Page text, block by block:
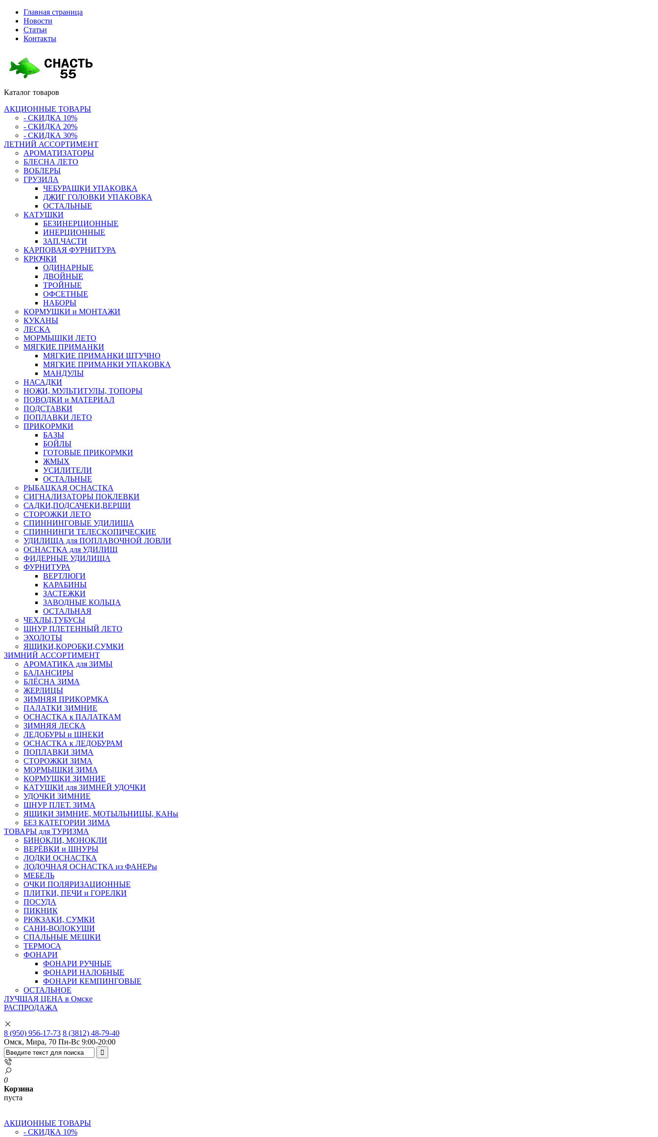
Главная страница
Новости
Статьи
Контакты
Каталог товаров
АКЦИОННЫЕ ТОВАРЫ
- СКИДКА 10%
- СКИДКА 20%
- СКИДКА 30%
ЛЕТНИЙ АССОРТИМЕНТ
АРОМАТИЗАТОРЫ
БЛЕСНА ЛЕТО
ВОБЛЕРЫ
ГРУЗИЛА
ЧЕБУРАШКИ УПАКОВКА
ДЖИГ ГОЛОВКИ УПАКОВКА
ОСТАЛЬНЫЕ
КАТУШКИ
БЕЗИНЕРЦИОННЫЕ
ИНЕРЦИОННЫЕ
ЗАП.ЧАСТИ
КАРПОВАЯ ФУРНИТУРА
КРЮЧКИ
ОДИНАРНЫЕ
ДВОЙНЫЕ
ТРОЙНЫЕ
ОФСЕТНЫЕ
НАБОРЫ
КОРМУШКИ и МОНТАЖИ
КУКАНЫ
ЛЕСКА
МОРМЫШКИ ЛЕТО
МЯГКИЕ ПРИМАНКИ
МЯГКИЕ ПРИМАНКИ ШТУЧНО
МЯГКИЕ ПРИМАНКИ УПАКОВКА
МАНДУЛЫ
НАСАДКИ
НОЖИ, МУЛЬТИТУЛЫ, ТОПОРЫ
ПОВОДКИ и МАТЕРИАЛ
ПОДСТАВКИ
ПОПЛАВКИ ЛЕТО
ПРИКОРМКИ
БАЗЫ
БОЙЛЫ
ГОТОВЫЕ ПРИКОРМКИ
ЖМЫХ
УСИЛИТЕЛИ
ОСТАЛЬНЫЕ
РЫБАЦКАЯ ОСНАСТКА
СИГНАЛИЗАТОРЫ ПОКЛЕВКИ
САДКИ,ПОДСАЧЕКИ,ВЕРШИ
СТОРОЖКИ ЛЕТО
СПИННИНГОВЫЕ УДИЛИЩА
СПИННИНГИ ТЕЛЕСКОПИЧЕСКИЕ
УДИЛИЩА для ПОПЛАВОЧНОЙ ЛОВЛИ
ОСНАСТКА для УДИЛИЩ
ФИДЕРНЫЕ УДИЛИЩА
ФУРНИТУРА
ВЕРТЛЮГИ
КАРАБИНЫ
ЗАСТЕЖКИ
ЗАВОДНЫЕ КОЛЬЦА
ОСТАЛЬНАЯ
ЧЕХЛЫ,ТУБУСЫ
ШНУР ПЛЕТЕННЫЙ ЛЕТО
ЭХОЛОТЫ
ЯЩИКИ,КОРОБКИ,СУМКИ
ЗИМНИЙ АССОРТИМЕНТ
АРОМАТИКА для ЗИМЫ
БАЛАНСИРЫ
БЛЁСНА ЗИМА
ЖЕРЛИЦЫ
ЗИМНЯЯ ПРИКОРМКА
ПАЛАТКИ ЗИМНИЕ
ОСНАСТКА к ПАЛАТКАМ
ЗИМНЯЯ ЛЕСКА
ЛЕДОБУРЫ и ШНЕКИ
ОСНАСТКА к ЛЕДОБУРАМ
ПОПЛАВКИ ЗИМА
СТОРОЖКИ ЗИМА
МОРМЫШКИ ЗИМА
КОРМУШКИ ЗИМНИЕ
КАТУШКИ для ЗИМНЕЙ УДОЧКИ
УДОЧКИ ЗИМНИЕ
ШНУР ПЛЕТ. ЗИМА
ЯЩИКИ ЗИМНИЕ, МОТЫЛЬНИЦЫ, КАНы
БЕЗ КАТЕГОРИИ ЗИМА
ТОВАРЫ для ТУРИЗМА
БИНОКЛИ, МОНОКЛИ
ВЕРЁВКИ и ШНУРЫ
ЛОДКИ ОСНАСТКА
ЛОДОЧНАЯ ОСНАСТКА из ФАНЕРы
МЕБЕЛЬ
ОЧКИ ПОЛЯРИЗАЦИОННЫЕ
ПЛИТКИ, ПЕЧИ и ГОРЕЛКИ
ПОСУДА
ПИКНИК
РЮКЗАКИ, СУМКИ
САНИ-ВОЛОКУШИ
СПАЛЬНЫЕ МЕШКИ
ТЕРМОСА
ФОНАРИ
ФОНАРИ РУЧНЫЕ
ФОНАРИ НАЛОБНЫЕ
ФОНАРИ КЕМПИНГОВЫЕ
ОСТАЛЬНОЕ
ЛУЧШАЯ ЦЕНА в Омске
РАСПРОДАЖА
8 (950) 956-17-73 8 (3812) 48-79-40
Омск, Мира, 70 Пн-Вс 9:00-20:00
0
Корзина
пуста
АКЦИОННЫЕ ТОВАРЫ
- СКИДКА 10%